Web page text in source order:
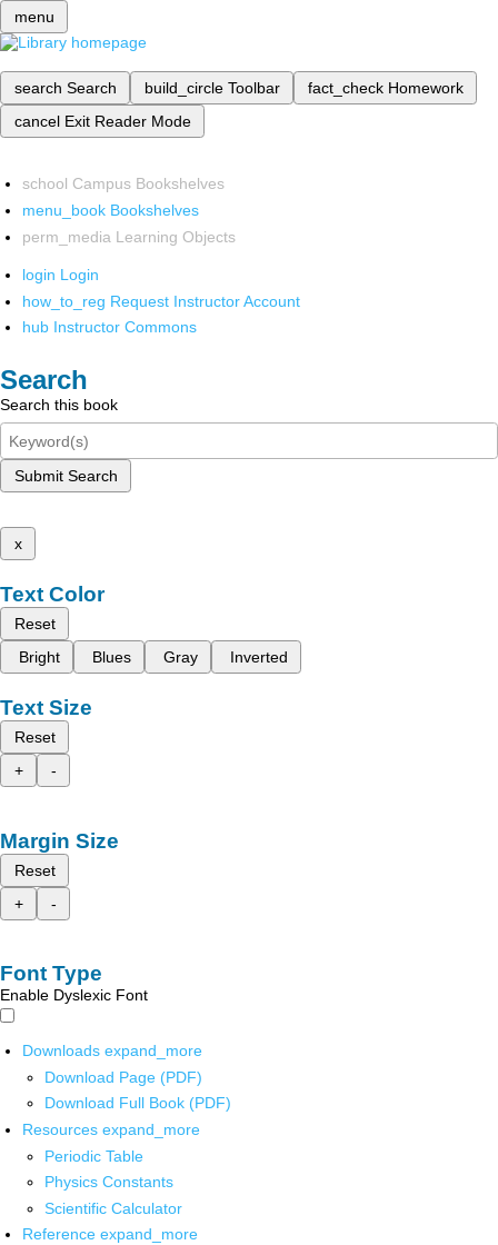
menu
search Search build_circle Toolbar fact_check Homework
cancel Exit Reader Mode
school Campus Bookshelves
menu_book Bookshelves
perm_media Learning Objects
login Login
how_to_reg Request Instructor Account
hub Instructor Commons
Search
Search this book
Submit Search
x
Text Color
Reset
Bright
Blues Gray Inverted
Text Size
Reset
+
-
Margin Size
Reset
+
-
Font Type
Enable Dyslexic Font
Downloads expand_more
Download Page (PDF)
Download Full Book (PDF)
Resources expand_more
Periodic Table
Physics Constants
Scientific Calculator
Reference expand_more